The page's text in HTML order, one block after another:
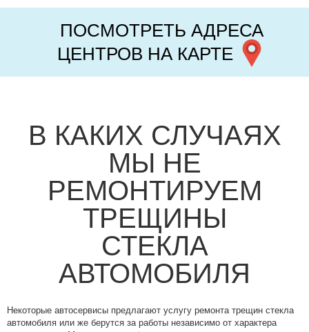
ПОСМОТРЕТЬ АДРЕСА
ЦЕНТРОВ НА КАРТЕ
В КАКИХ СЛУЧАЯХ
МЫ НЕ
РЕМОНТИРУЕМ
ТРЕЩИНЫ
СТЕКЛА
АВТОМОБИЛЯ
Некоторые автосервисы предлагают услугу ремонта трещин стекла
автомобиля или же берутся за работы независимо от характера